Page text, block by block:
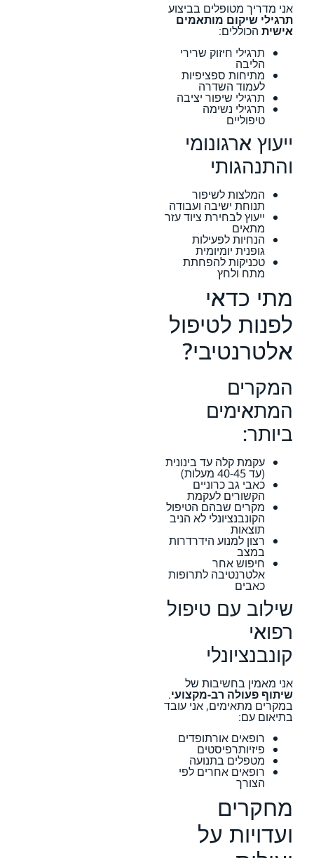
אני מדריך מטופלים בביצוע
תרגילי שיקום מותאמים
אישית הכוללים:
תרגילי חיזוק שרירי
הליבה
מתיחות ספציפיות
לעמוד השדרה
תרגילי שיפור יציבה
תרגילי נשימה
טיפוליים
ייעוץ ארגונומי
והתנהגותי
המלצות לשיפור
תנוחת ישיבה ועבודה
ייעוץ לבחירת ציוד עזר
מתאים
הנחיות לפעילות
גופנית יומיומית
טכניקות להפחתת
מתח ולחץ
מתי כדאי
לפנות לטיפול
אלטרנטיבי?
המקרים
המתאימים
ביותר:
עקמת קלה עד בינונית
(עד 40-45 מעלות)
כאבי גב כרוניים
הקשורים לעקמת
מקרים שבהם הטיפול
הקונבנציונלי לא הניב
תוצאות
רצון למנוע הידרדרות
במצב
חיפוש אחר
אלטרנטיבה לתרופות
כאבים
שילוב עם טיפול
רפואי
קונבנציונלי
אני מאמין בחשיבות של
שיתוף פעולה רב-מקצועי.
במקרים מתאימים, אני עובד
בתיאום עם:
רופאים אורתופדים
פיזיותרפיסטים
מטפלים בתנועה
רופאים אחרים לפי
הצורך
מחקרים
ועדויות על